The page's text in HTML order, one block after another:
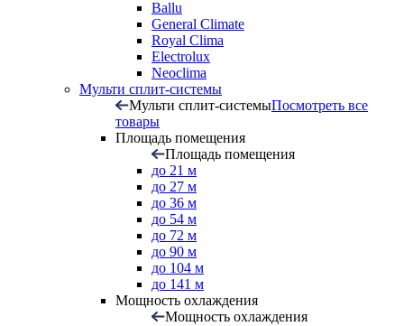
Ballu
General Climate
Royal Clima
Electrolux
Neoclima
Мульти сплит-системы
Мульти сплит-системыПосмотреть все
товары
Площадь помещения
Площадь помещения
до 21 м
до 27 м
до 36 м
до 54 м
до 72 м
до 90 м
до 104 м
до 141 м
Мощность охлаждения
Мощность охлаждения